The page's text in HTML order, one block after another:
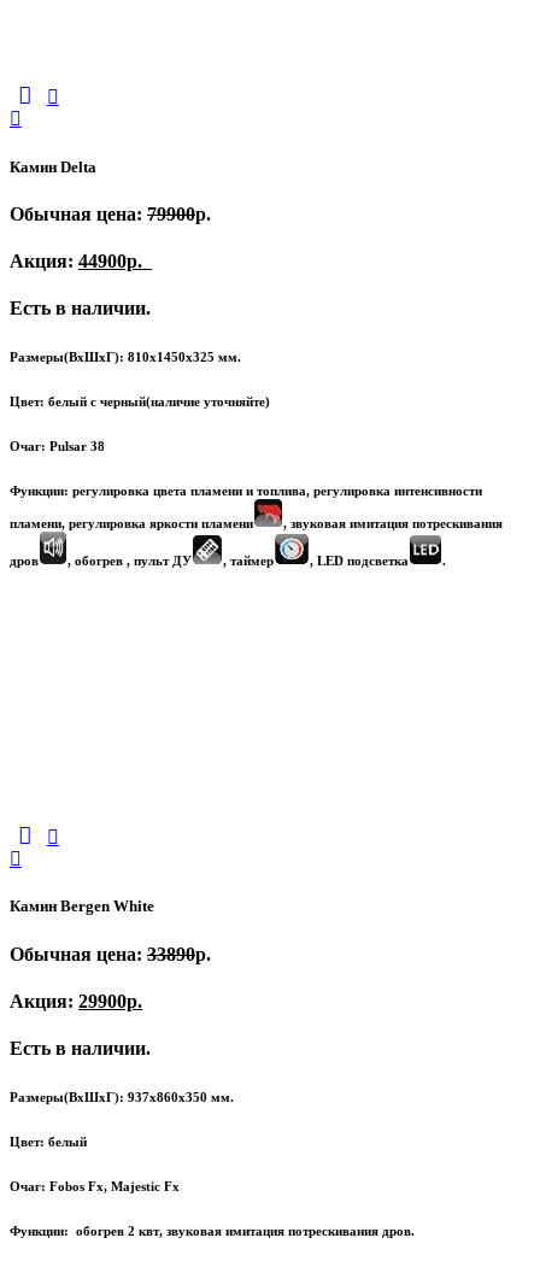
Камин Delta
Обычная цена: 79900р.
Акция: 44900р.
Есть в наличии.
Размеры(ВхШхГ): 810х1450х325 мм.
Цвет: белый с черный(наличие уточняйте)
Очаг: Pulsar 38
Функции: регулировка цвета пламени и топлива, регулировка интенсивности
пламени, регулировка яркости пламени , звуковая имитация потрескивания
дров , обогрев , пульт ДУ , таймер , LED подсветка .
Камин Bergen White
Обычная цена: 33890р.
Акция: 29900р.
Есть в наличии.
Размеры(ВхШхГ): 937х860х350 мм.
Цвет: белый
Очаг: Fobos Fx, Majestic Fx
Функции: обогрев 2 квт, звуковая имитация потрескивания дров.